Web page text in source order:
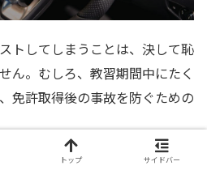
トしてしまうことは、決して恥
ん。むしろ、教習期間中にたく
免許取得後の事故を防ぐための
トップ サイドバー